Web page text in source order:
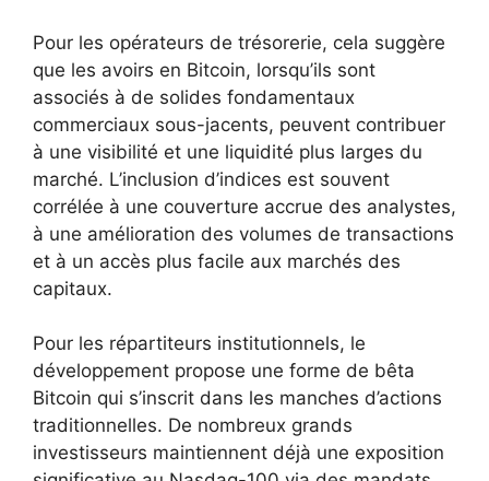
Pour les opérateurs de trésorerie, cela suggère
que les avoirs en Bitcoin, lorsqu’ils sont
associés à de solides fondamentaux
commerciaux sous-jacents, peuvent contribuer
à une visibilité et une liquidité plus larges du
marché. L’inclusion d’indices est souvent
corrélée à une couverture accrue des analystes,
à une amélioration des volumes de transactions
et à un accès plus facile aux marchés des
capitaux.
Pour les répartiteurs institutionnels, le
développement propose une forme de bêta
Bitcoin qui s’inscrit dans les manches d’actions
traditionnelles. De nombreux grands
investisseurs maintiennent déjà une exposition